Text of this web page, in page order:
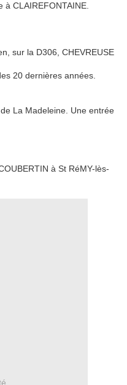
CLAIREFONTAINE.
sur la D306, CHEVREUSE
20 dernières années.
La Madeleine. Une entrée
à St RéMY-lès-